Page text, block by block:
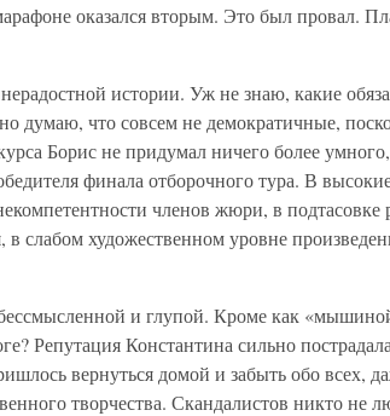
оказался вторым. Это был провал.
истории. Уж не знаю, какие
думаю, что совсем не демократичные,
Борис не придумал ничего более
финала отборочного тура. В
членов жюри, в подтасовке
в слабом художественном уровне
и глупой. Кроме как
Репутация Константина сильно
вернуться домой и забыть обо всех,
творчества. Скандалистов никто не